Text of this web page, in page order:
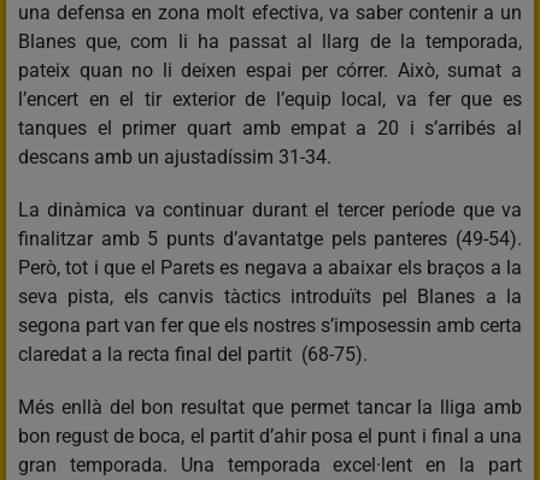
una defensa en zona molt efectiva, va saber contenir a un
Blanes que, com li ha passat al llarg de la temporada,
pateix quan no li deixen espai per córrer. Això, sumat a
l’encert en el tir exterior de l’equip local, va fer que es
tanques el primer quart amb empat a 20 i s’arribés al
descans amb un ajustadíssim 31-34.
La dinàmica va continuar durant el tercer període que va
finalitzar amb 5 punts d’avantatge pels panteres (49-54).
Però, tot i que el Parets es negava a abaixar els braços a la
seva pista, els canvis tàctics introduïts pel Blanes a la
segona part van fer que els nostres s’imposessin amb certa
claredat a la recta final del partit (68-75).
Més enllà del bon resultat que permet tancar la lliga amb
bon regust de boca, el partit d’ahir posa el punt i final a una
gran temporada. Una temporada excel·lent en la part